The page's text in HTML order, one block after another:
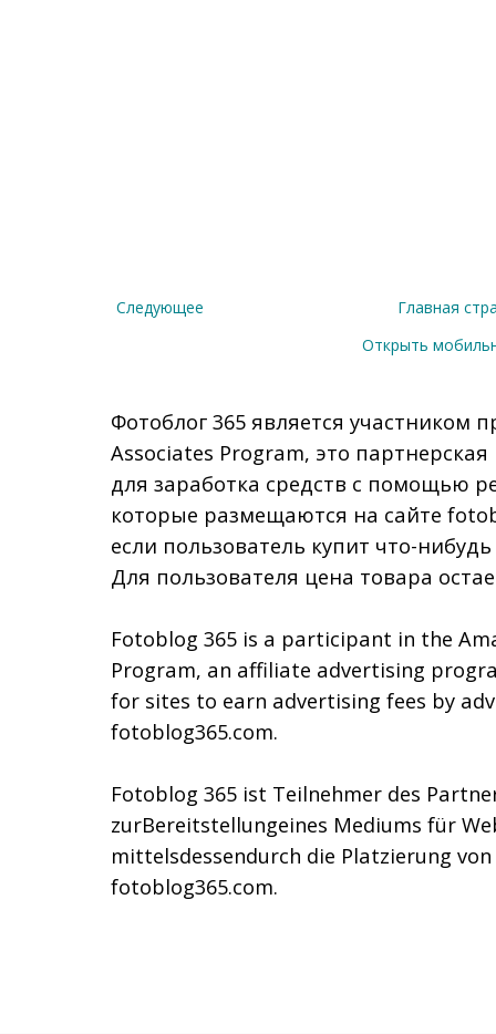
Следующее
Главная
Открыть
Фотоблог 365 является участником
Associates Program, это
для заработка средств с помощью
которые размещаются на сайте
если пользователь купит что-
Для пользователя цена товара
Fotoblog 365 is a participant in the
Program, an affiliate advertising
for sites to earn advertising fees by
fotoblog365.com.
Fotoblog 365 ist Teilnehmer des
zurBereitstellungeines Mediums für
mittelsdessendurch die Platzierung
fotoblog365.com.